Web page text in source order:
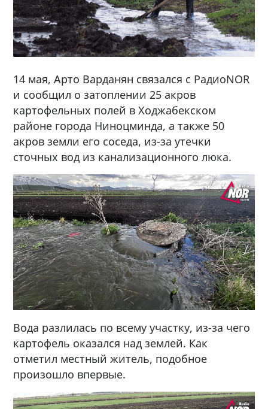
14 мая, Арто Варданян связался с РадиоNOR
и сообщил о затоплении 25 акров
картофельных полей в Ходжабекском
районе города Ниноцминда, а также 50
акров земли его соседа, из-за утечки
сточных вод из канализационного люка.
Вода разлилась по всему участку, из-за чего
картофель оказался над землей. Как
отметил местный житель, подобное
произошло впервые.